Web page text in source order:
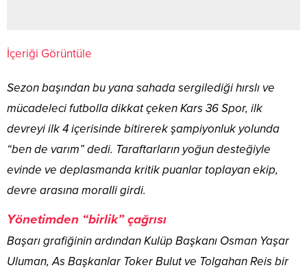
İçeriği Görüntüle
​Sezon başından bu yana sahada sergilediği hırslı ve
mücadeleci futbolla dikkat çeken Kars 36 Spor, ilk
devreyi ilk 4 içerisinde bitirerek şampiyonluk yolunda
“ben de varım” dedi. Taraftarların yoğun desteğiyle
evinde ve deplasmanda kritik puanlar toplayan ekip,
devre arasına moralli girdi.
​Yönetimden “birlik” çağrısı
​Başarı grafiğinin ardından Kulüp Başkanı Osman Yaşar
Uluman, As Başkanlar Toker Bulut ve Tolgahan Reis bir